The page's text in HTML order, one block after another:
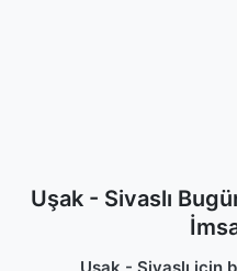
Uşak - Sivaslı